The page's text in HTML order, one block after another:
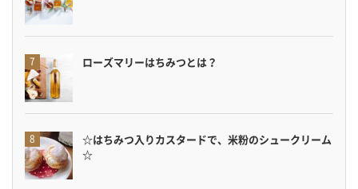
ローズマリーはちみつとは？
☆はちみつ入りカスタードで、米粉のシュークリーム
☆